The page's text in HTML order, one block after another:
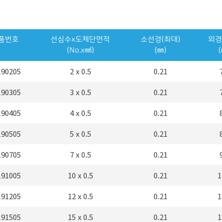
번호
선심수x도체단면적
(No.x㎟)
소선경(최대)
(㎜)
외
2 x 0.5 0.21
3 x 0.5 0.21
4 x 0.5 0.21
5 x 0.5 0.21
7 x 0.5 0.21
10 x 0.5 0.21
12 x 0.5 0.21
15 x 0.5 0.21